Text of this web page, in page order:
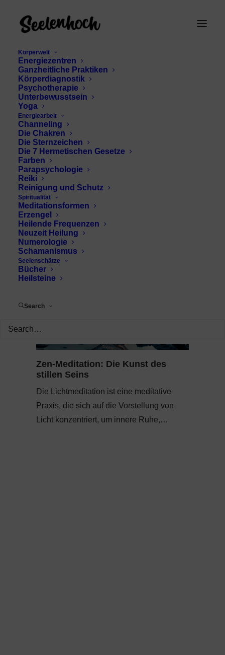
Körperwelt
Energiezentren
Ganzheitliche Praktiken
Körperdiagnostik
Psychotherapie
Unterbewusstsein
Yoga
Energiearbeit
Channeling
Die Chakren
Die Sternzeichen
Die 7 Hermetischen Gesetze
Farben
Parapsychologie
Reiki
Reinigung und Schutz
Spiritualität
Meditationsformen
Erzengel
Heilende Frequenzen
Neuzeit Heilung
Numerologie
Schamanismus
Seelenschätze
Bücher
Heilsteine
Search
Zen-Therapie
Zen-Meditation: Die Kunst des
stillen Seins
Die Lichtmeditation ist eine meditative
Praxis, die sich auf die Vorstellung von
Licht konzentriert, um innere Ruhe,…